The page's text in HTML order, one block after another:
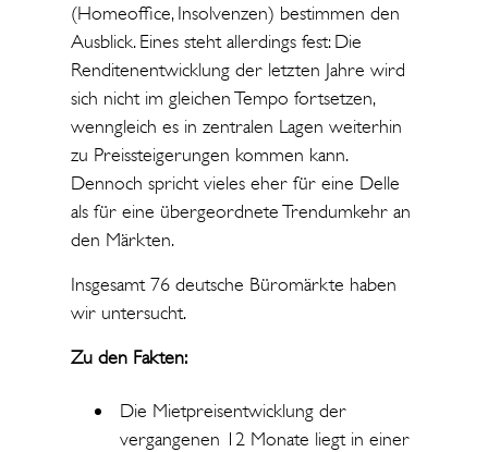
(Homeoffice, Insolvenzen) bestimmen den
Ausblick. Eines steht allerdings fest: Die
Renditenentwicklung der letzten Jahre wird
sich nicht im gleichen Tempo fortsetzen,
wenngleich es in zentralen Lagen weiterhin
zu Preissteigerungen kommen kann.
Dennoch spricht vieles eher für eine Delle
als für eine übergeordnete Trendumkehr an
den Märkten.
Insgesamt 76 deutsche Büromärkte haben
wir untersucht.
Zu den Fakten:
Die Mietpreisentwicklung der
vergangenen 12 Monate liegt in einer